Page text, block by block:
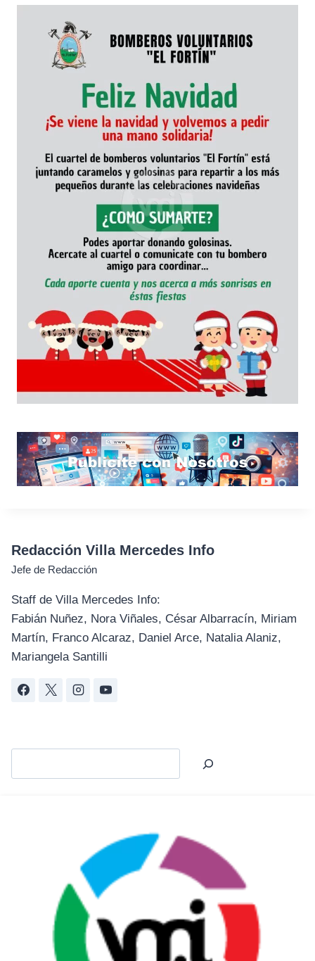
Redacción Villa Mercedes Info
Jefe de Redacción
Staff de Villa Mercedes Info:
Fabián Nuñez, Nora Viñales, César Albarracín, Miriam
Martín, Franco Alcaraz, Daniel Arce, Natalia Alaniz,
Mariangela Santilli